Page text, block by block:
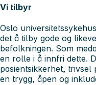
Vi tilbyr
Oslo
det å tilby gode og
befolkningen. Som
en rolle i å innfri dette.
pasientsikkerhet, trivsel
en trygg, åpen og